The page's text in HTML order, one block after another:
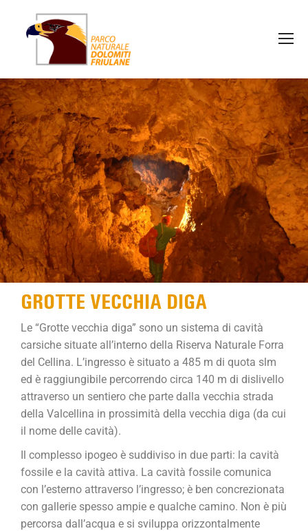
GROTTE VECCHIA DIGA
Le “Grotte vecchia diga” sono un sistema di cavità
carsiche situate all’interno della Riserva Naturale Forra
del Cellina. L’ingresso è situato a 485 m di quota slm
ed è raggiungibile percorrendo circa 140 m di dislivello
attraverso un sentiero che parte dalla vecchia strada
della Valcellina in prossimità della vecchia diga (da cui
il nome delle cavità).
Il complesso ipogeo è suddiviso in due parti: la cavità
fossile e la cavità attiva. La cavità fossile comunica
con l’esterno attraverso l’ingresso; è ben concrezionata
con gallerie spesso ampie e qualche camino. Non è più
percorsa dall’acqua e si sviluppa orizzontalmente